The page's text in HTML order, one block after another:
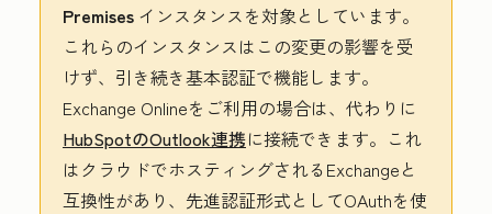
Premises インスタンスを対象としています。
これらのインスタンスはこの変更の影響を受
けず、引き続き基本認証で機能します。
Exchange Onlineをご利用の場合は、代わりに
HubSpotのOutlook連携に接続できます。これ
はクラウドでホスティングされるExchangeと
互換性があり、先進認証形式としてOAuthを使